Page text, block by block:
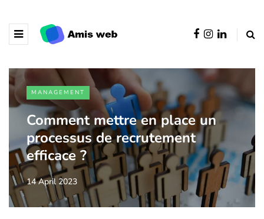
MANAGEMENT
Comment mettre en place un
processus de recrutement
efficace ?
14 April 2023